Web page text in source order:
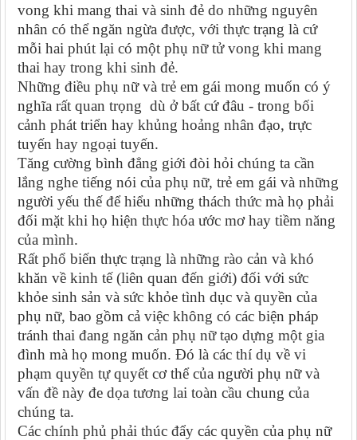
vong khi mang thai và sinh đẻ do những nguyên
nhân có thể ngăn ngừa được, với thực trạng là cứ
mỗi hai phút lại có một phụ nữ tử vong khi mang
thai hay trong khi sinh đẻ.
Những điều phụ nữ và trẻ em gái mong muốn có ý
nghĩa rất quan trọng dù ở bất cứ đâu - trong bối
cảnh phát triển hay khủng hoảng nhân đạo, trực
tuyến hay ngoại tuyến.
Tăng cường bình đẳng giới đòi hỏi chúng ta cần
lắng nghe tiếng nói của phụ nữ, trẻ em gái và những
người yếu thế để hiểu những thách thức mà họ phải
đối mặt khi họ hiện thực hóa ước mơ hay tiềm năng
của mình.
Rất phổ biến thực trạng là những rào cản và khó
khăn về kinh tế (liên quan đến giới) đối với sức
khỏe sinh sản và sức khỏe tình dục và quyền của
phụ nữ, bao gồm cả việc không có các biện pháp
tránh thai đang ngăn cản phụ nữ tạo dựng một gia
đình mà họ mong muốn. Đó là các thí dụ về vi
phạm quyền tự quyết cơ thể của người phụ nữ và
vấn đề này đe dọa tương lai toàn cầu chung của
chúng ta.
Các chính phủ phải thúc đẩy các quyền của phụ nữ